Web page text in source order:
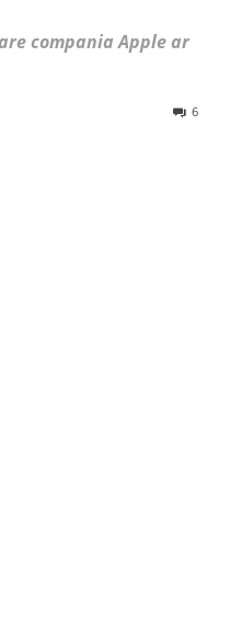
compania Apple ar
6